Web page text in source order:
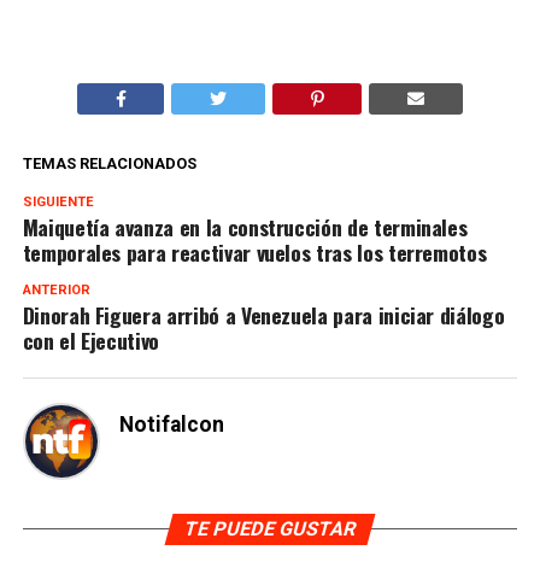
TEMAS RELACIONADOS
SIGUIENTE
Maiquetía avanza en la construcción de terminales
temporales para reactivar vuelos tras los terremotos
ANTERIOR
Dinorah Figuera arribó a Venezuela para iniciar diálogo
con el Ejecutivo
Notifalcon
TE PUEDE GUSTAR